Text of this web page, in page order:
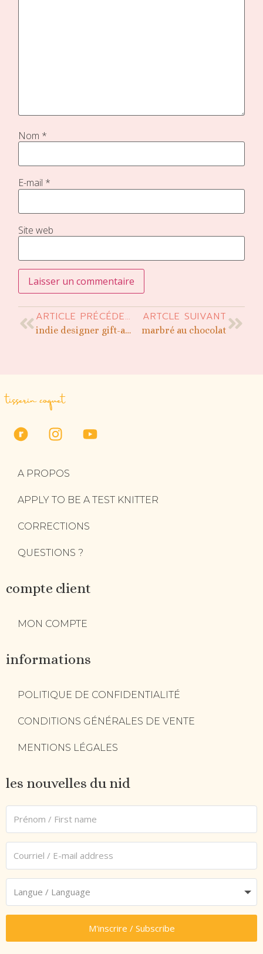
Nom *
E-mail *
Site web
ARTICLE PRÉCÉDENT
indie designer gift-a-long 2023
ARTCLE SUIVANT
marbré au chocolat
tisserin coquet
A PROPOS
APPLY TO BE A TEST KNITTER
CORRECTIONS
QUESTIONS ?
compte client
MON COMPTE
informations
POLITIQUE DE CONFIDENTIALITÉ
CONDITIONS GÉNÉRALES DE VENTE
MENTIONS LÉGALES
les nouvelles du nid
M'inscrire / Subscribe